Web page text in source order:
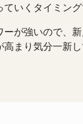
いくタイミング
ーが強いので、
高まり気分一新